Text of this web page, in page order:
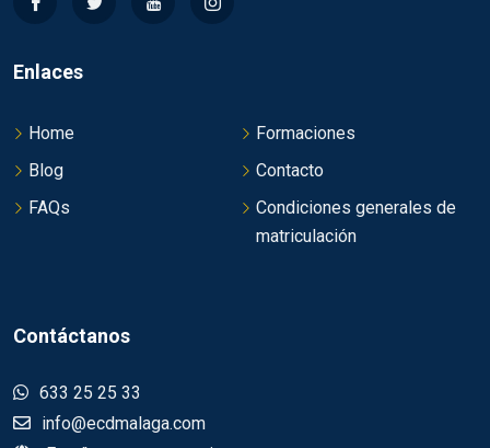
Enlaces
Home
Formaciones
Blog
Contacto
FAQs
Condiciones generales de
matriculación
Contáctanos
633 25 25 33
info@ecdmalaga.com